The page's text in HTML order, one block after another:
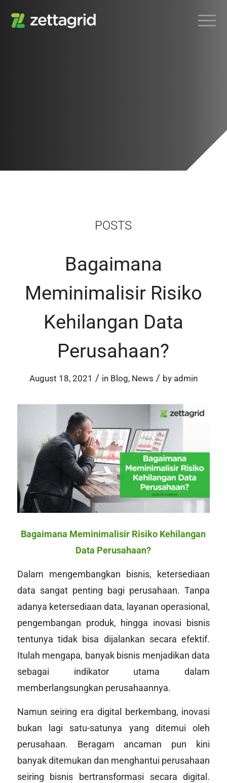
POSTS
Bagaimana
Meminimalisir Risiko
Kehilangan Data
Perusahaan?
August 18, 2021 / in Blog, News / by admin
Bagaimana Meminimalisir Risiko Kehilangan
Data Perusahaan?
Dalam mengembangkan bisnis, ketersediaan
data sangat penting bagi perusahaan. Tanpa
adanya ketersediaan data, layanan operasional,
pengembangan produk, hingga inovasi bisnis
tentunya tidak bisa dijalankan secara efektif.
Itulah mengapa, banyak bisnis menjadikan data
sebagai indikator utama dalam
memberlangsungkan perusahaannya.
Namun seiring era digital berkembang, inovasi
bukan lagi satu-satunya yang ditemui oleh
perusahaan. Beragam ancaman pun kini
banyak ditemukan dan menghantui perusahaan
seiring bisnis bertransformasi secara digital.